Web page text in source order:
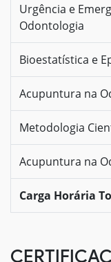
Urgência e
Odontologia
Bioestatística e
Acupuntura na
Metodologia
Acupuntura na
Carga Horária